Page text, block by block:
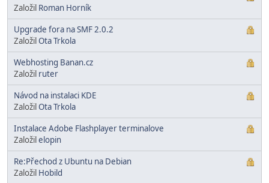
Založil Roman Horník
Upgrade fora na SMF 2.0.2
ZaložilOta Trkola
Webhosting Banan.cz
Založil ruter
Návod na instalaci KDE
ZaložilOta Trkola
Instalace Adobe Flashplayer terminalove
Založilelopin
Re:Přechod z Ubuntu na Debian
Založil Hobild